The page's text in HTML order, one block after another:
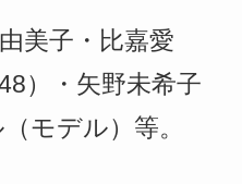
美子・比嘉愛
）・矢野未希子
モデル）等。